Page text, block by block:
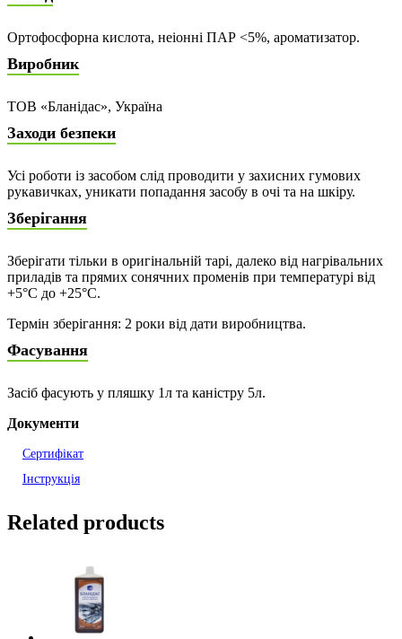
Ортофосфорна кислота, неіонні ПАР <5%, ароматизатор.
Виробник
ТОВ «Бланідас», Україна
Заходи безпеки
Усі роботи із засобом слід проводити у захисних гумових
рукавичках, уникати попадання засобу в очі та на шкіру.
Зберігання
Зберігати тільки в оригінальній тарі, далеко від нагрівальних
приладів та прямих сонячних променів при температурі від
+5°С до +25°С.
Термін зберігання: 2 роки від дати виробництва.
Фасування
Засіб фасують у пляшку 1л та каністру 5л.
Документи
Сертифікат
Інструкція
Related products